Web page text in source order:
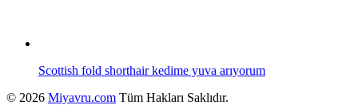
Scottish fold shorthair kedime yuva arıyorum
© 2026 Miyavru.com Tüm Hakları Saklıdır.